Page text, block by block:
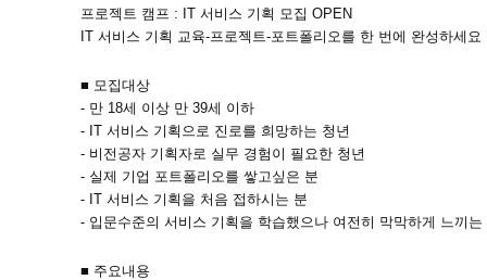
프로젝트 캠프 : IT 서비스 기획 모집 OPEN
IT 서비스 기획 교육-프로젝트-포트폴리오를 한 번에 완성하세요
■ 모집대상
- 만 18세 이상 만 39세 이하
- IT 서비스 기획으로 진로를 희망하는 청년
- 비전공자 기획자로 실무 경험이 필요한 청년
- 실제 기업 포트폴리오를 쌓고싶은 분
- IT 서비스 기획을 처음 접하시는 분
- 입문수준의 서비스 기획을 학습했으나 여전히 막막하게 느끼는
■ 주요내용